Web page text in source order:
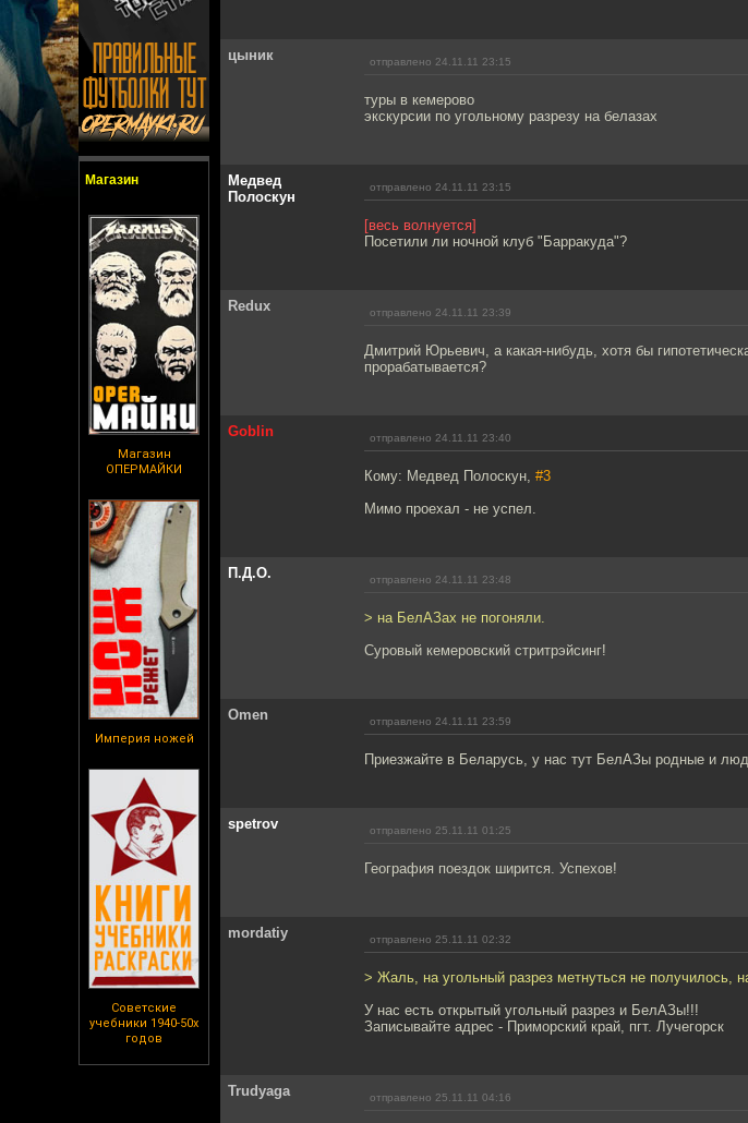
Магазин
Магазин
ОПЕРМАЙКИ
Империя ножей
Советские
учебники 1940-50х
годов
цыник отправлено 24.11.11 23:15
туры в кемерово
экскурсии по угольному разрезу на белазах
Медвед
Полоскун
отправлено 24.11.11 23:15
[весь волнуется]
Посетили ли ночной клуб "Барракуда"?
Redux отправлено 24.11.11 23:39
Дмитрий Юрьевич, а какая-нибудь, хотя бы
прорабатывается?
Goblin отправлено 24.11.11 23:40
Кому: Медвед Полоскун, #3
Мимо проехал - не успел.
П.Д.О. отправлено 24.11.11 23:48
> на БелАЗах не погоняли.
Суровый кемеровский стритрэйсинг!
Omen отправлено 24.11.11 23:59
Приезжайте в Беларусь, у нас тут БелAЗы родные и
spetrov отправлено 25.11.11 01:25
География поездок ширится. Успехов!
mordatiy отправлено 25.11.11 02:32
> Жаль, на угольный разрез метнуться не получилось,
У нас есть открытый угольный разрез и БелАЗы!!!
Записывайте адрес - Приморский край, пгт. Лучегорск
Trudyaga отправлено 25.11.11 04:16